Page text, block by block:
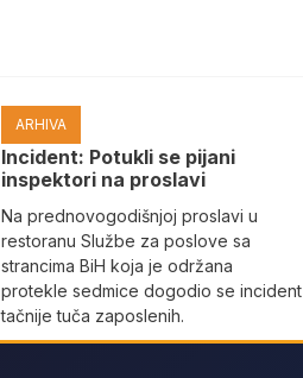
ARHIVA
Incident: Potukli se pijani
inspektori na proslavi
Na prednovogodišnjoj proslavi u
restoranu Službe za poslove sa
strancima BiH koja je održana
protekle sedmice dogodio se incident
tačnije tuča zaposlenih.